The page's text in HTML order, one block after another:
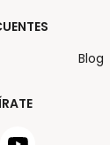
Blog